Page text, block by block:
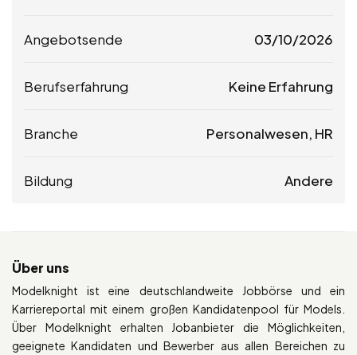
Angebotsende 03/10/2026
Berufserfahrung Keine Erfahrung
Branche Personalwesen, HR
Bildung Andere
Über uns
Modelknight ist eine deutschlandweite Jobbörse und ein
Karriereportal mit einem großen Kandidatenpool für Models.
Über Modelknight erhalten Jobanbieter die Möglichkeiten,
geeignete Kandidaten und Bewerber aus allen Bereichen zu